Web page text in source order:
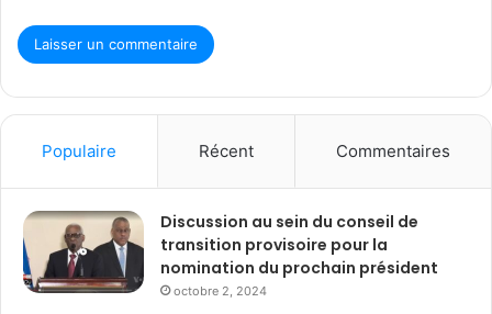
Populaire Récent Commentaires
Discussion au sein du conseil de
transition provisoire pour la
nomination du prochain président
octobre 2, 2024